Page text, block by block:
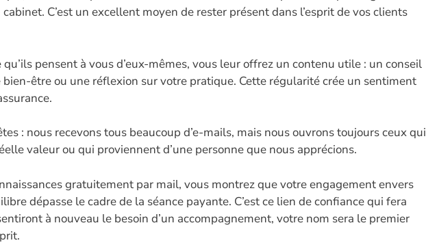
cabinet. C’est un excellent moyen de rester présent dans l’esprit de vos clients
pensent à vous d’eux-mêmes, vous leur offrez un contenu utile : un conseil
bien-être ou une réflexion sur votre pratique. Cette régularité crée un sentiment
: nous recevons tous beaucoup d’e-mails, mais nous ouvrons toujours ceux qui
valeur ou qui proviennent d’une personne que nous apprécions.
gratuitement par mail, vous montrez que votre engagement envers
dépasse le cadre de la séance payante. C’est ce lien de confiance qui fera
à nouveau le besoin d’un accompagnement, votre nom sera le premier